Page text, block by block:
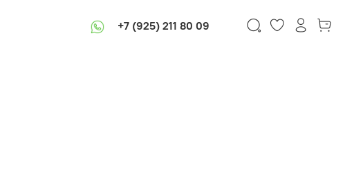
+7 (925) 211 80 09